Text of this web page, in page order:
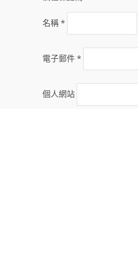
名稱*
電子郵件*
個人網站